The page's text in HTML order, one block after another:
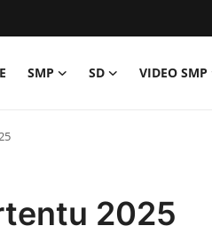
SMP SD VIDEO SMP
2025